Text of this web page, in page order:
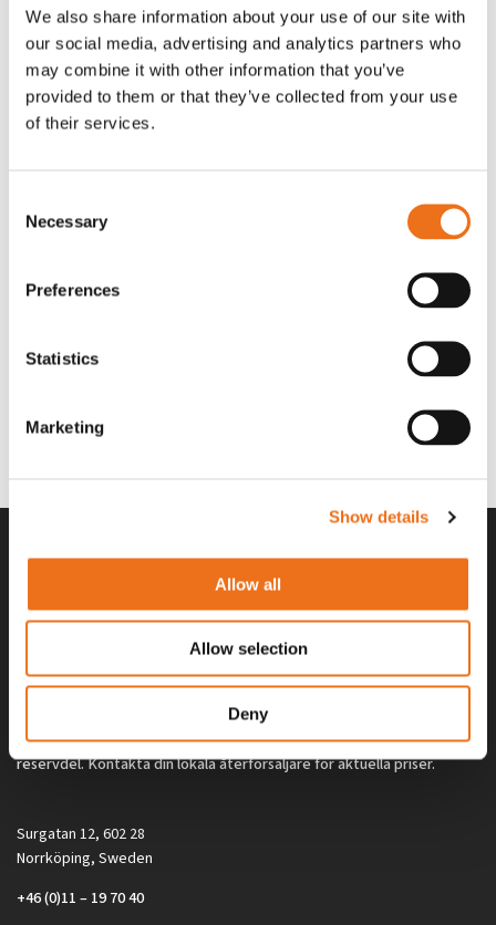
We also share information about your use of our site with
our social media, advertising and analytics partners who
may combine it with other information that you’ve
provided to them or that they’ve collected from your use
of their services.
Selection
Necessary
Preferences
Statistics
Marketing
Show details
Allow all
Allow selection
Deny
OR80013456G
35 730kr (ex. moms)
A00220
530 kr (ex. moms)
Lägg till i varukorg
Excidor Spakstyrning inkl 4-
SYU00010
Rotor teeth 8t/6k 7.5Gr/8 R6/14
Alla priser på tillbehör och tillval gäller vid köp av ny maskin. Priserna
gäller inte vid köp av enskild produkt, till exempel
reservdel. Kontakta din lokala återförsäljare för aktuella priser.
Surgatan 12, 602 28
Norrköping, Sweden
+46 (0)11 – 19 70 40